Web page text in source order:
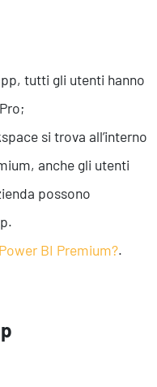
tutti gli utenti hanno
si trova all’interno
anche gli utenti
possono
BI Premium?.